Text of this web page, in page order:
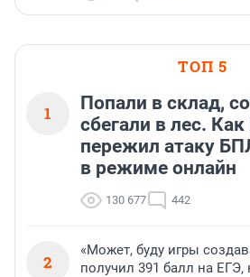
ТОП 5
1
Попали в склад,
сбегали в лес.
пережил атаку
в режиме онлайн
130 677 442
2
«Может, буду игры
получил 391 балл на ЕГЭ,